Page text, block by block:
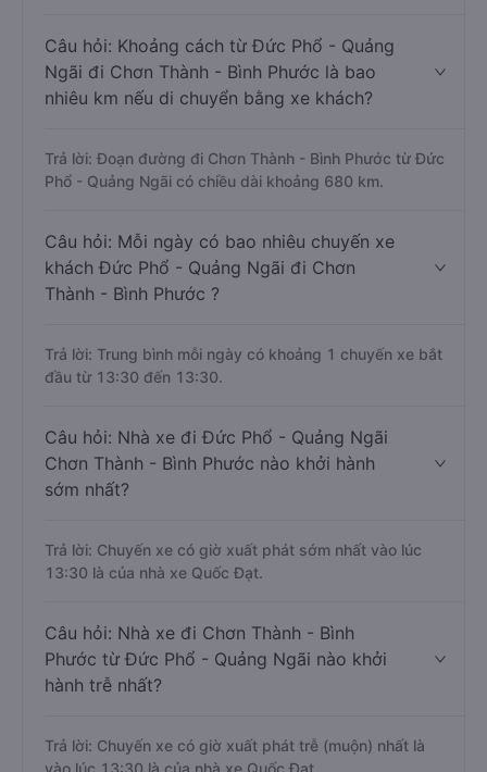
Câu hỏi: Khoảng cách từ Đức Phổ - Quảng
Ngãi đi Chơn Thành - Bình Phước là bao
nhiêu km nếu di chuyển bằng xe khách?
Trả lời: Đoạn đường đi Chơn Thành - Bình Phước từ Đức
Phổ - Quảng Ngãi có chiều dài khoảng 680 km.
Câu hỏi: Mỗi ngày có bao nhiêu chuyến xe
khách Đức Phổ - Quảng Ngãi đi Chơn
Thành - Bình Phước ?
Trả lời: Trung bình mỗi ngày có khoảng 1 chuyến xe bắt
đầu từ 13:30 đến 13:30.
Câu hỏi: Nhà xe đi Đức Phổ - Quảng Ngãi
Chơn Thành - Bình Phước nào khởi hành
sớm nhất?
Trả lời: Chuyến xe có giờ xuất phát sớm nhất vào lúc
13:30 là của nhà xe Quốc Đạt.
Câu hỏi: Nhà xe đi Chơn Thành - Bình
Phước từ Đức Phổ - Quảng Ngãi nào khởi
hành trễ nhất?
Trả lời: Chuyến xe có giờ xuất phát trễ (muộn) nhất là
vào lúc 13:30 là của nhà xe Quốc Đạt.